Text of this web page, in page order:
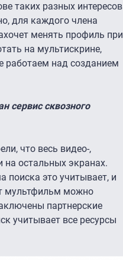
таких разных интересов
для каждого члена
менять профиль при
на мультискрине,
работаем над созданием
сервис сквозного
что весь видео-,
на остальных экранах.
поиска это учитывает, и
мультфильм можно
партнерские
учитывает все ресурсы